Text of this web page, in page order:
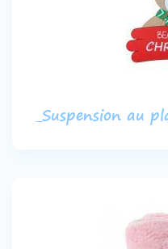
_Suspension au